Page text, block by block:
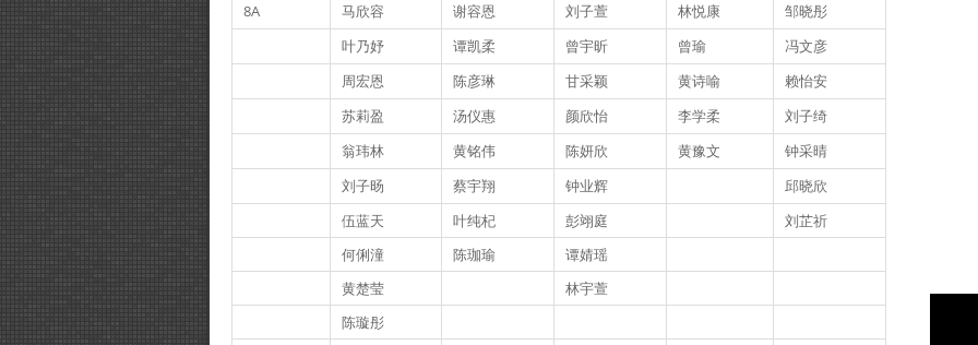
8A 马欣容 谢容恩 刘子萱 林悦康
邹晓彤
叶乃妤
谭凯柔 曾宇昕 曾瑜
冯文彦
周宏恩
陈彦琳 甘采颖 黄诗喻
赖怡安
苏莉盈
汤仪惠 颜欣怡 李学柔
刘子绮
翁玮林
黄铭伟 陈妍欣 黄豫文
钟采晴
刘子旸
蔡宇翔 钟业辉
邱晓欣
伍蓝天
叶纯杞 彭翊庭
刘芷祈
何俐潼
陈珈瑜
谭婧瑶
黄楚莹
林宇萱
陈璇彤